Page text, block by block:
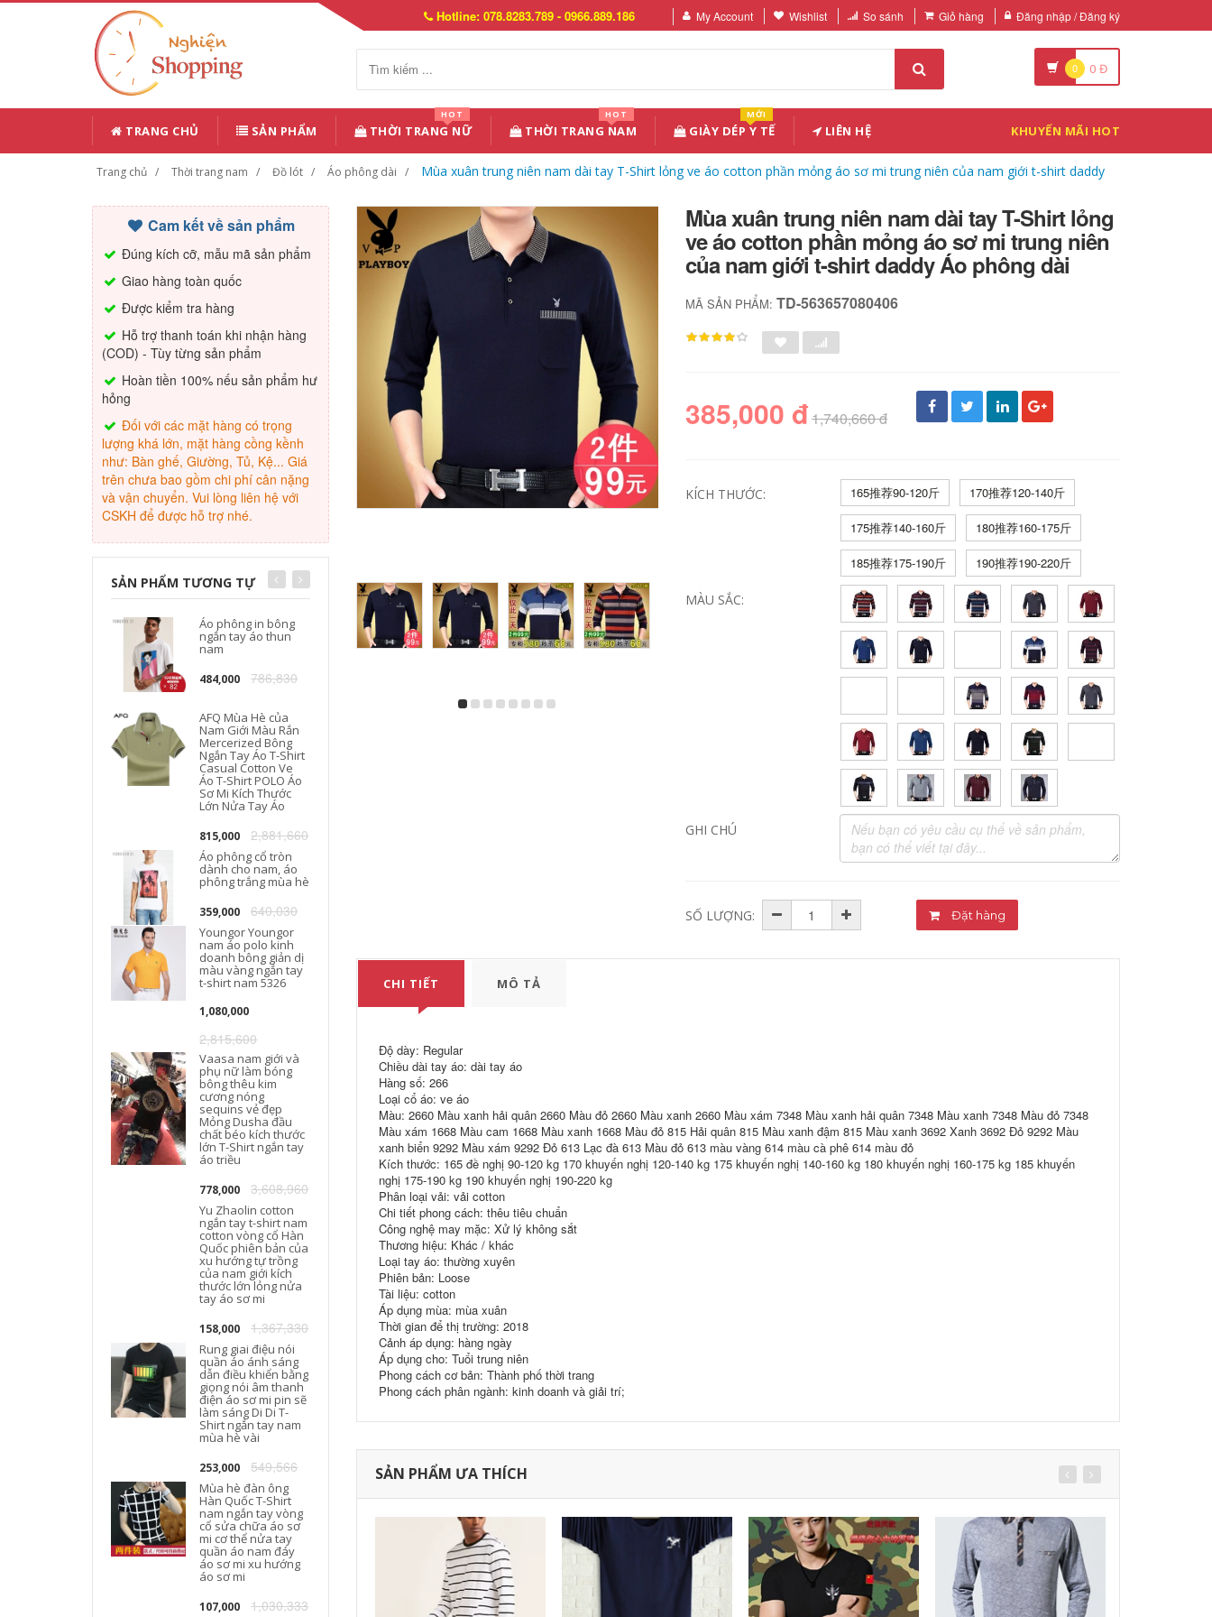
Hotline: 078.8283.789 - 0966.889.186 My Account Wishlist So sánh Giỏ hàng Đăng nhập / Đăng ký
0 0 Đ
TRANG CHỦ SẢN PHẨM THỜI TRANG NỮ
HOT
THỜI TRANG NAM
HOT
GIÀY DÉP Y TẾ
MỚI
LIÊN HỆ KHUYẾN MÃI HOT
Trang chủ Thời trang nam Đồ lót Áo phông dài Mùa xuân trung niên nam dài tay T-Shirt lỏng ve áo cotton phần mỏng áo sơ mi trung niên của nam giới t-shirt daddy
Cam kết về sản phẩm
Đúng kích cỡ, mẫu mã sản phẩm
Giao hàng toàn quốc
Được kiểm tra hàng
Hỗ trợ thanh toán khi nhận hàng
(COD) - Tùy từng sản phẩm
Hoàn tiền 100% nếu sản phẩm hư
hỏng
Đối với các mặt hàng có trọng
lượng khá lớn, mặt hàng cồng kềnh
như: Bàn ghế, Giường, Tủ, Kệ... Giá
trên chưa bao gồm chi phí cân nặng
và vận chuyển. Vui lòng liên hệ với
CSKH để được hỗ trợ nhé.
SẢN PHẨM TƯƠNG TỰ
Áo phông in bông
ngắn tay áo thun
nam
484,000 786,830
AFQ Mùa Hè của
Nam Giới Màu Rắn
Mercerized Bông
Ngắn Tay Áo T-Shirt
Casual Cotton Ve
Áo T-Shirt POLO Áo
Sơ Mi Kích Thước
Lớn Nửa Tay Áo
815,000 2,881,660
Áo phông cổ tròn
dành cho nam, áo
phông trắng mùa hè
359,000 640,030
Youngor Youngor
nam áo polo kinh
doanh bông giản dị
màu vàng ngắn tay
t-shirt nam 5326
1,080,000
2,815,600
Vaasa nam giới và
phụ nữ làm bóng
bông thêu kim
cương nóng
sequins vẻ đẹp
Mỏng Dusha đầu
chất béo kích thước
lớn T-Shirt ngắn tay
áo triều
778,000 3,608,960
Yu Zhaolin cotton
ngắn tay t-shirt nam
cotton vòng cổ Hàn
Quốc phiên bản của
xu hướng tự trồng
của nam giới kích
thước lớn lỏng nửa
tay áo sơ mi
158,000 1,367,330
Rung giai điệu nói
quần áo ánh sáng
dẫn điều khiển bằng
giọng nói âm thanh
điện áo sơ mi pin sẽ
làm sáng Di Di T-
Shirt ngắn tay nam
mùa hè vài
253,000 549,566
Mùa hè đàn ông
Hàn Quốc T-Shirt
nam ngắn tay vòng
cổ sửa chữa áo sơ
mi cơ thể nửa tay
quần áo nam đáy
áo sơ mi xu hướng
áo sơ mi
107,000 1,030,333
Mùa hè sọc ngắn
tay áo thun của
nam giới phù hợp
đẹp trai áo polo ve
áo bộ quần áo
tay áo bông
359,000
Blend T-Shirt Kinh
Doanh Bình Thường
Ve Áo Màu Rắn Ve
Áo T-Shirt
1,733,000
7,666,600
Quần cotton nam
giới ngụy trang in áo
thun ngắn tay áo
Forever21
302,000 546,630
Tinh khiết trắng T-
Shirt nam giới và
phụ nữ ngắn tay
màu rắn t-shirt nửa
tay cotton trống cơ
sở quảng cáo áo
mùa xuân và mùa
hè mùa thu cổ tròn
60,000 324,780
Jiu Mu Wang Nam
Ngắn Tay Áo T-Shirt
Thoải Mái Slim
Nam Giới Rắn Màu
Ve Áo Polo áo sơ mi
khiết màu tinh khiết
trắng Hàn Quốc xu
hướng quần áo T-
Shirt mùa hè t-shirt
桖 sinh viên hoang
dã Slim ngắn tay áo
Người đàn ông
trung niên của ngắn
tay t-shirt vòng cổ
mùa hè nam áo sơ
giới kinh doanh
Bông Vòng Cổ T-
Shirt
243,000 506,260
Tùy chỉnh vòng cổ
khô nhanh quần áo
nam
niên cha kích thước
lớn băng lụa nam
màu rắn T-Shirt
510,000 2,881,660
Hồng Kông phong
cách văn học xu
hướng màu sắc phù
Mùa xuân trung niên nam dài tay T-Shirt lỏng
ve áo cotton phần mỏng áo sơ mi trung niên
của nam giới t-shirt daddy Áo phông dài
MÃ SẢN PHẨM:TD-563657080406
385,000 đ1,740,660 đ
KÍCH THƯỚC: 165推荐90-120斤 170推荐120-140斤
175推荐140-160斤 180推荐160-175斤
185推荐175-190斤 190推荐190-220斤
MÀU SẮC:
GHI CHÚ
SỐ LƯỢNG: Đặt hàng
CHI TIẾT MÔ TẢ
Độ dày: Regular
Chiều dài tay áo: dài tay áo
Hàng số: 266
Loại cổ áo: ve áo
Màu: 2660 Màu xanh hải quân 2660 Màu đỏ 2660 Màu xanh 2660 Màu xám 7348 Màu xanh hải quân 7348 Màu xanh 7348 Màu đỏ 7348
Màu xám 1668 Màu cam 1668 Màu xanh 1668 Màu đỏ 815 Hải quân 815 Màu xanh đậm 815 Màu xanh 3692 Xanh 3692 Đỏ 9292 Màu
xanh biển 9292 Màu xám 9292 Đỏ 613 Lạc đà 613 Màu đỏ 613 màu vàng 614 màu cà phê 614 màu đỏ
Kích thước: 165 đề nghị 90-120 kg 170 khuyến nghị 120-140 kg 175 khuyến nghị 140-160 kg 180 khuyến nghị 160-175 kg 185 khuyến
nghị 175-190 kg 190 khuyến nghị 190-220 kg
Phân loại vải: vải cotton
Chi tiết phong cách: thêu tiêu chuẩn
Công nghệ may mặc: Xử lý không sắt
Thương hiệu: Khác / khác
Loại tay áo: thường xuyên
Phiên bản: Loose
Tài liệu: cotton
Áp dụng mùa: mùa xuân
Thời gian để thị trường: 2018
Cảnh áp dụng: hàng ngày
Áp dụng cho: Tuổi trung niên
Phong cách cơ bản: Thành phố thời trang
Phong cách phân ngành: kinh doanh và giải trí;
SẢN PHẨM ƯA THÍCH